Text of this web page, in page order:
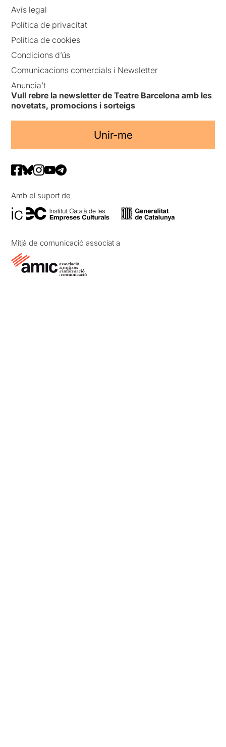
Avís legal
Política de privacitat
Política de cookies
Condicions d’ús
Comunicacions comercials i Newsletter
Anuncia’t
Vull rebre la newsletter de Teatre Barcelona amb les
novetats, promocions i sorteigs
Unir-me
Amb el suport de
Mitjà de comunicació associat a